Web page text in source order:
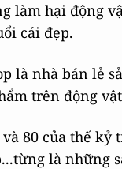
làm hại động
cái đẹp.
là nhà bán lẻ
trên động
80 của thế
là những